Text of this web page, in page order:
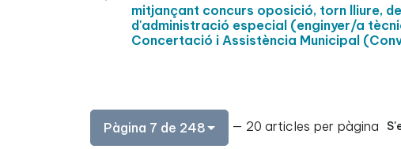
mitjançant concurs oposició, torn lliure,
d'administració especial (enginyer/a
Concertació i Assistència Municipal
Pàgina 7 de 248 — 20 articles per pàgina